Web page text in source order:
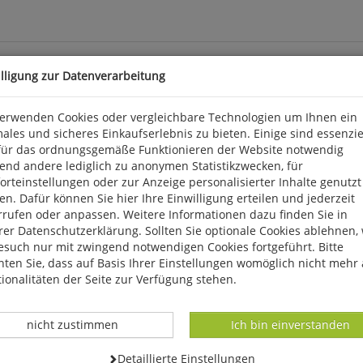
D 56291 Wiebelsheim, service@humanitas-versand.de
zur Datenverarbeitung
Cookies oder vergleichbare Technologien um Ihnen ein
und sicheres Einkaufserlebnis zu bieten. Einige sind
das ordnungsgemäße Funktionieren der Website notwendig
andere lediglich zu anonymen Statistikzwecken, für
oder zur Anzeige personalisierter Inhalte genutzt
Dafür können Sie hier Ihre Einwilligung erteilen und jederzeit
oder anpassen. Weitere Informationen dazu finden Sie in
Datenschutzerklärung. Sollten Sie optionale Cookies ablehnen,
nur mit zwingend notwendigen Cookies fortgeführt. Bitte
Sie, dass auf Basis Ihrer Einstellungen womöglich nicht mehr
der Seite zur Verfügung stehen.
Datenverarbeitung -
Ich bin einverstanden
Datenverarbeitung -
nicht zustimmen
Datenverarbeitung -
Detaillierte Einstellungen